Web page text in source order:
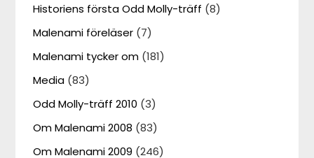
Historiens första Odd Molly-träff (8)
Malenami föreläser (7)
Malenami tycker om (181)
Media (83)
Odd Molly-träff 2010 (3)
Om Malenami 2008 (83)
Om Malenami 2009 (246)